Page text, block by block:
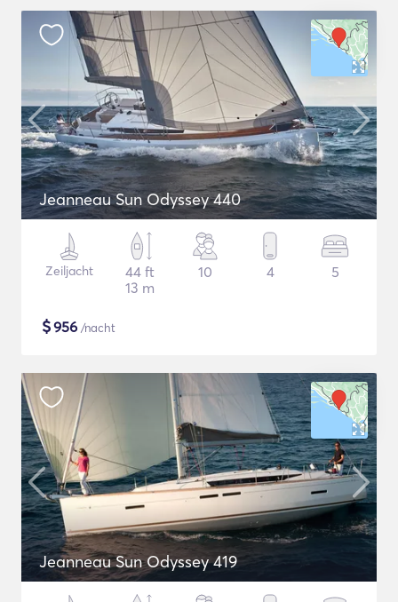
Jeanneau Sun Odyssey 440
Zeiljacht
44 ft
13 m
10 4 5
$956 /nacht
Jeanneau Sun Odyssey 419